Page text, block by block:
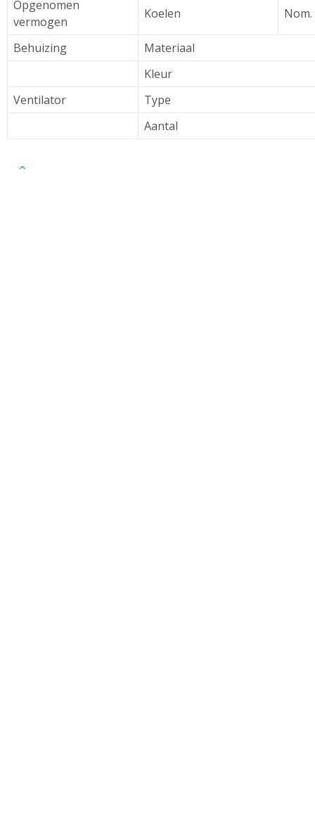
Opgenomen
vermogen
Koelen Nom.
Behuizing
Materiaal
Kleur
Ventilator
Type
Aantal